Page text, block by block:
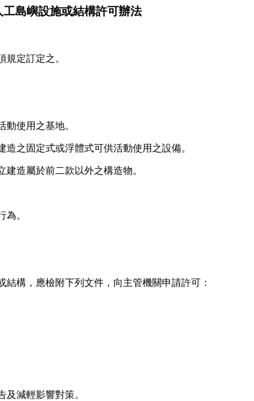
島嶼設施或結構許可辦法
定訂定之。
使用之基地。
之固定式或浮體式可供活動使用之設備。
造屬於前二款以外之構造物。
。
構，應檢附下列文件，向主管機關申請許可：
減輕影響對策。